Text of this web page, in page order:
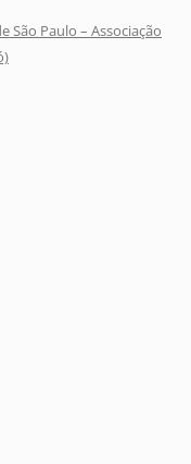
São Paulo – Associação